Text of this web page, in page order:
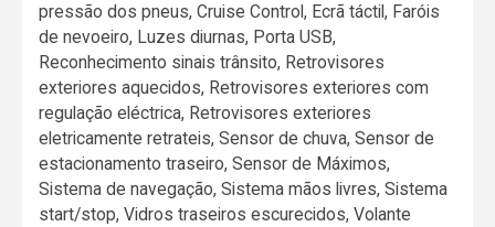
pressão dos pneus, Cruise Control, Ecrã táctil, Faróis
de nevoeiro, Luzes diurnas, Porta USB,
Reconhecimento sinais trânsito, Retrovisores
exteriores aquecidos, Retrovisores exteriores com
regulação eléctrica, Retrovisores exteriores
eletricamente retrateis, Sensor de chuva, Sensor de
estacionamento traseiro, Sensor de Máximos,
Sistema de navegação, Sistema mãos livres, Sistema
start/stop, Vidros traseiros escurecidos, Volante